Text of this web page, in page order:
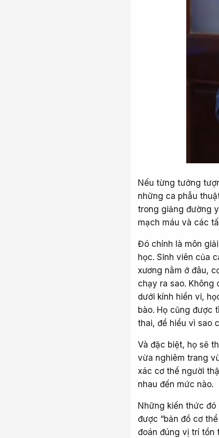
Nếu từng tưởng
những ca phẫu
trong giảng đường
mạch máu và các
Đó chính là môn
học. Sinh viên của
xương nằm ở đâu,
chạy ra sao.
dưới kính hiển vi,
bào. Họ cũng được
thai, để hiểu vì sao
Và đặc biệt, họ sẽ
vừa nghiêm trang
xác cơ thể người
nhau đến mức nào.
Những kiến thức đó
được “bản đồ cơ
đoán đúng vị trí tổn